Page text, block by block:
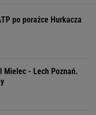
po porażce Hurkacza
Mielec - Lech Poznań.